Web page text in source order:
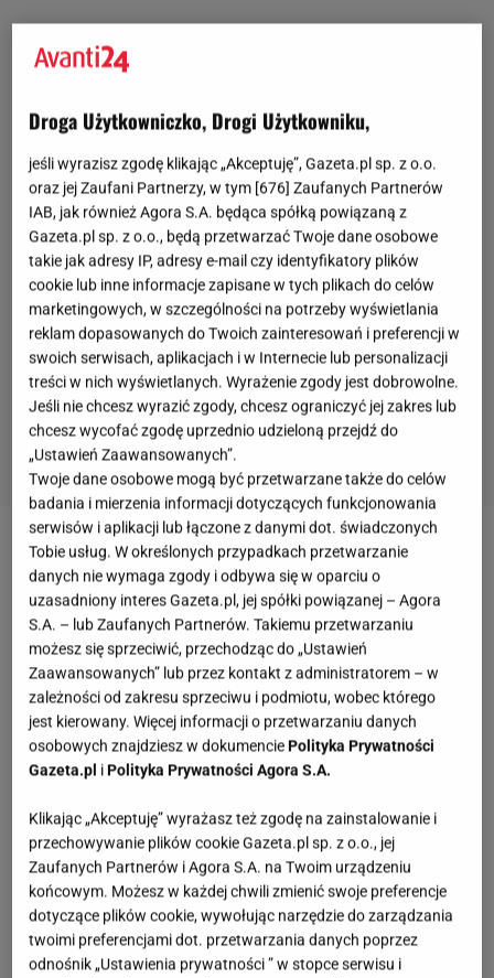
Najpiękniejsza stylizacja Sanah
Zostawmy na chwilę na boku muzykę i skupmy się
na tym, co widzieliśmy. W dobie, gdy wiele artystek
walczy o uwagę za pomocą skąpych strojów i
szokujących kreacji, Sanah idzie zupełnie inną
drogą.Jej stylizacje sceniczne są jak jej piosenki
pełne romantyzmu, nostalgii, subtelności i odrobiny
koncertów była tego najlepszym dowodem. Artystka
wybrała przepiękny, koronkowykompletw odcieniu
śmietankowej bieli. Składał się z dopasowanego
topuoraz spodni z nogawkami rozszerzanymi od
kolan w dół, czyli tak zwanych dzwonów (flared
Droga Użytkowniczko, Drogi Użytkowniku,
jeśli wyrazisz zgodę klikając „Akceptuję”, Gazeta.pl sp. z o.o.
oraz jej Zaufani Partnerzy, w tym [676] Zaufanych Partnerów
IAB, jak również Agora S.A. będąca spółką powiązaną z
Gazeta.pl sp. z o.o., będą przetwarzać Twoje dane osobowe
takie jak adresy IP, adresy e-mail czy identyfikatory plików
cookie lub inne informacje zapisane w tych plikach do celów
marketingowych, w szczególności na potrzeby wyświetlania
reklam dopasowanych do Twoich zainteresowań i preferencji w
swoich serwisach, aplikacjach i w Internecie lub personalizacji
treści w nich wyświetlanych. Wyrażenie zgody jest dobrowolne.
Jeśli nie chcesz wyrazić zgody, chcesz ograniczyć jej zakres lub
chcesz wycofać zgodę uprzednio udzieloną przejdź do
„Ustawień Zaawansowanych”.
Twoje dane osobowe mogą być przetwarzane także do celów
badania i mierzenia informacji dotyczących funkcjonowania
serwisów i aplikacji lub łączone z danymi dot. świadczonych
Tobie usług. W określonych przypadkach przetwarzanie
danych nie wymaga zgody i odbywa się w oparciu o
uzasadniony interes Gazeta.pl, jej spółki powiązanej – Agora
S.A. – lub Zaufanych Partnerów. Takiemu przetwarzaniu
możesz się sprzeciwić, przechodząc do „Ustawień
Zaawansowanych” lub przez kontakt z administratorem – w
zależności od zakresu sprzeciwu i podmiotu, wobec którego
jest kierowany. Więcej informacji o przetwarzaniu danych
osobowych znajdziesz w dokumenciePolityka Prywatności
Gazeta.pl iPolityka Prywatności Agora S.A.
Klikając „Akceptuję” wyrażasz też zgodę na zainstalowanie i
przechowywanie plików cookie Gazeta.pl sp. z o.o., jej
Zaufanych Partnerów i Agora S.A. na Twoim urządzeniu
końcowym. Możesz w każdej chwili zmienić swoje preferencje
dotyczące plików cookie, wywołując narzędzie do zarządzania
twoimi preferencjami dot. przetwarzania danych poprzez
odnośnik „Ustawienia prywatności ” w stopce serwisu i